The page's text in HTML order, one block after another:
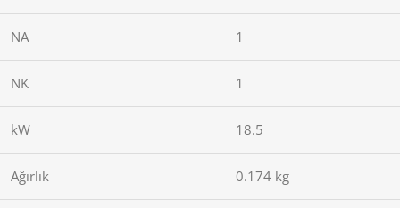
NA 1
NK 1
kW 18.5
Ağırlık 0.174 kg